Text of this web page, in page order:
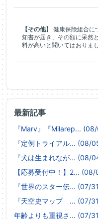
最新記事
『Marv』『Milarep...
『定例トライアル... (08/
『犬は生まれなが... (08/
【応募受付中！】2... (08/
『世界のスター伝... (07/
『天空史マップ ... (07/
年齢よりも重視さ... (07/
【その他】
健康保険組合に
知書が届き、その額に呆然
料が高いと聞いてはおりま